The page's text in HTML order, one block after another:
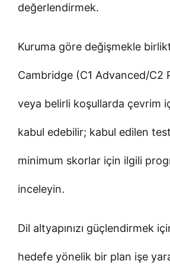
değerlendirmek.
Kuruma göre değişmekle
Cambridge (C1 Advanced/C2
veya belirli koşullarda çevrim
kabul edebilir; kabul edilen
minimum skorlar için ilgili
inceleyin.
Dil altyapınızı güçlendirmek
hedefe yönelik bir plan işe